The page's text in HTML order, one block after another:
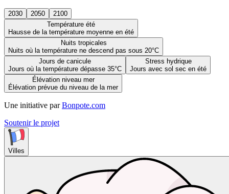
2030 2050
2100
Température été
Hausse de la température moyenne en été
Nuits tropicales
Nuits où la température ne descend pas sous 20°C
Jours de canicule
Jours où la température dépasse 35°C
Stress hydrique
Jours avec sol sec en été
Élévation niveau mer
Élévation prévue du niveau de la mer
Une initiative par Bonpote.com
Soutenir le projet
Villes